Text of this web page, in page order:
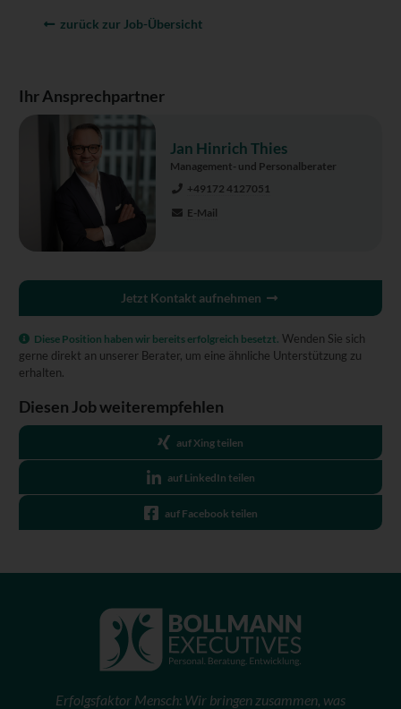
zurück zur Job-Übersicht
Ihr Ansprechpartner
Jan Hinrich Thies
Management- und Personalberater
+49172 4127051
E-Mail
Jetzt Kontakt aufnehmen
Diese Position haben wir bereits erfolgreich besetzt. Wenden Sie sich
gerne direkt an unserer Berater, um eine ähnliche Unterstützung zu
erhalten.
Diesen Job weiterempfehlen
auf Xing teilen
auf LinkedIn teilen
auf Facebook teilen
Erfolgsfaktor Mensch: Wir bringen zusammen, was